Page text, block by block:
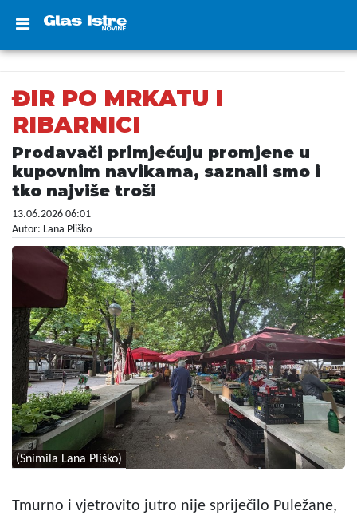
ĐIR PO MRKATU I
RIBARNICI
Prodavači primjećuju promjene u
kupovnim navikama, saznali smo i
tko najviše troši
13.06.2026 06:01
Autor: Lana Pliško
(Snimila Lana Pliško)
Tmurno i vjetrovito jutro nije spriječilo Puležane,